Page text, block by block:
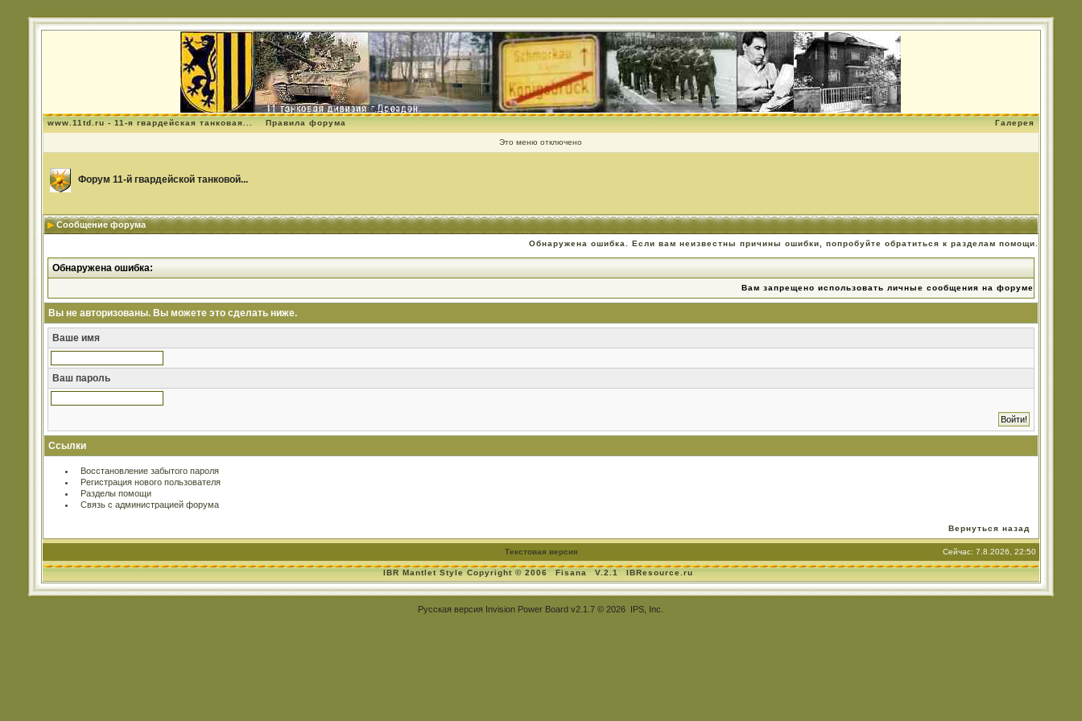
www.11td.ru - 11-я гвардейская танковая... Правила форума Галерея
Это меню отключено
Форум 11-й гвардейской танковой...
Сообщение форума
Обнаружена ошибка. Если вам неизвестны причины ошибки, попробуйте обратиться к разделам помощи.
Обнаружена ошибка:
Вам запрещено использовать личные сообщения на форуме
Вы не авторизованы. Вы можете это сделать ниже.
Ваше имя
Ваш пароль
Ссылки
Восстановление забытого пароля
Регистрация нового пользователя
Разделы помощи
Связь с администрацией форума
Вернуться назад
Текстовая версия Сейчас: 7.8.2026, 22:50
IBR Mantlet Style Copyright © 2006 Fisana V.2.1 IBResource.ru
Русская версия Invision Power Board v2.1.7 © 2026 IPS, Inc.